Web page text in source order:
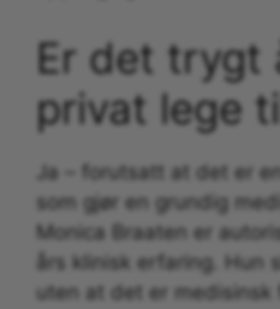
Er det trygt
privat lege
Ja – forutsatt at det er
som gjør en grundig
Monica Braaten er
års klinisk erfaring. Hun
uten at det er medisinsk